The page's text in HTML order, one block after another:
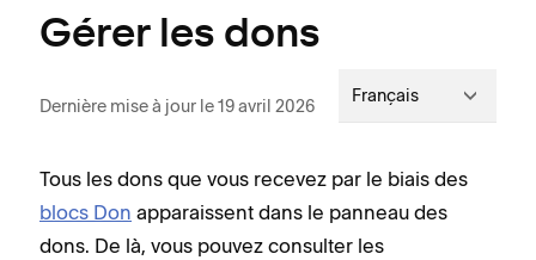
Gérer les dons
Dernière mise à jour le 19 avril 2026 Français
Tous les dons que vous recevez par le biais des
blocs Don apparaissent dans le panneau des
dons. De là, vous pouvez consulter les